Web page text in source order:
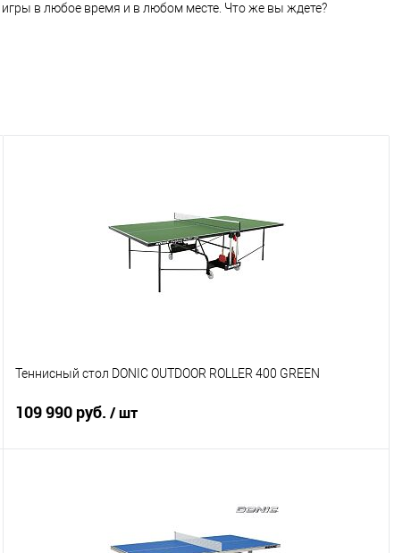
игры в любое время и в любом месте. Что же вы ждете?
Теннисный стол DONIC OUTDOOR ROLLER 400 GREEN
109 990 руб. / шт
Купить в 1 клик
К сравнению